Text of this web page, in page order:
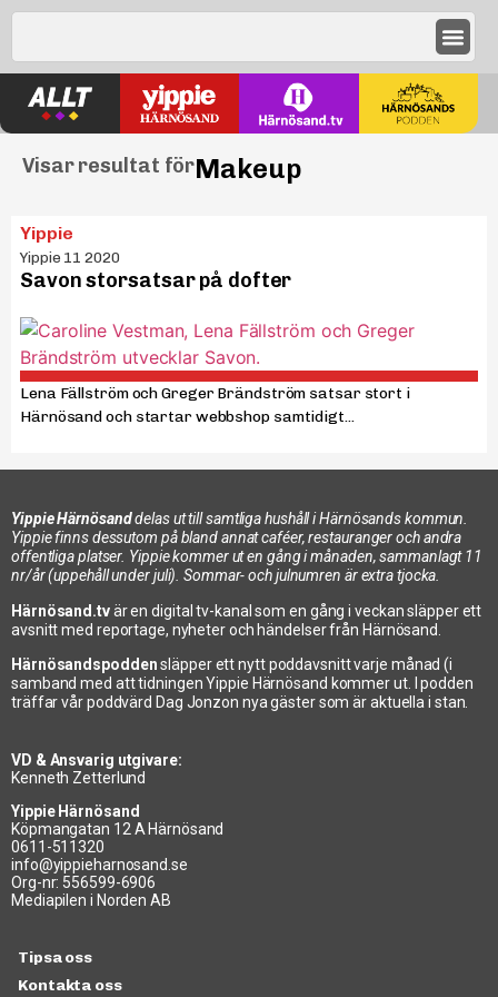
Visar resultat förMakeup
Yippie
Yippie 11 2020
Savon storsatsar på dofter
Lena Fällström och Greger Brändström satsar stort i
Härnösand och startar webbshop samtidigt...
Yippie Härnösanddelas ut till samtliga hushåll i Härnösands kommun.
Yippie finns dessutom på bland annat caféer, restauranger och andra
offentliga platser. Yippie kommer ut en gång i månaden, sammanlagt 11
nr/år (uppehåll under juli). Sommar- och julnumren är extra tjocka.
Härnösand.tvär en digital tv-kanal som en gång i veckan släpper ett
avsnitt med reportage, nyheter och händelser från Härnösand.
Härnösandspoddensläpper ett nytt poddavsnitt varje månad (i
samband med att tidningen Yippie Härnösand kommer ut. I podden
träffar vår poddvärd Dag Jonzon nya gäster som är aktuella i stan.
VD & Ansvarig utgivare:
Kenneth Zetterlund
Yippie Härnösand
Köpmangatan 12 A Härnösand
0611-511320
info@yippieharnosand.se
Org-nr: 556599-6906
Mediapilen i Norden AB
Tipsa oss
Kontakta oss